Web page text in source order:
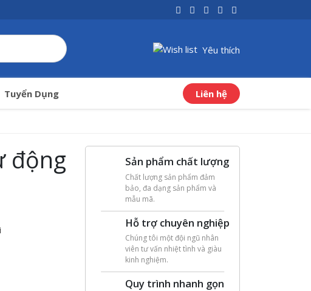
Yêu thích
Tuyển Dụng Liên hệ
động
Sản phẩm chất lượng
Chất lượng sản phẩm đảm
bảo, đa dạng sản phẩm và
mẫu mã.
Hỗ trợ chuyên nghiệp
Chúng tôi một đội ngũ nhân
viên tư vấn nhiệt tình và giàu
kinh nghiệm.
Quy trình nhanh gọn